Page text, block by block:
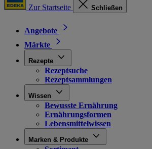
Zur Startseite Schließen
Angebote
Märkte
Rezepte
Rezeptsuche
Rezeptsammlungen
Wissen
Bewusste Ernährung
Ernährungsformen
Lebensmittelwissen
Marken & Produkte